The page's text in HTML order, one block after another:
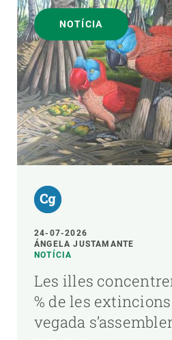
NOTÍCIA
24-07-2026
ÁNGELA JUSTAMANTE
NOTÍCIA
Les illes
% de les
vegada